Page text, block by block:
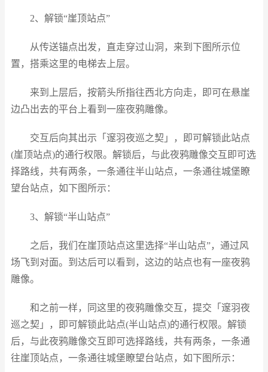
2、解锁“崖顶站点”
从传送锚点出发，直走穿过山洞，来到下图所示位
置，搭乘这里的电梯去上层。
来到上层后，按箭头所指往西北方向走，即可在悬崖
边凸出去的平台上看到一座夜鸦雕像。
交互后向其出示「邃羽夜巡之契」，即可解锁此站点
(崖顶站点)的通行权限。解锁后，与此夜鸦雕像交互即可选
择路线，共有两条，一条通往半山站点，一条通往城堡瞭
望台站点，如下图所示：
3、解锁“半山站点”
之后，我们在崖顶站点这里选择“半山站点”，通过风
场飞到对面。到达后可以看到，这边的站点也有一座夜鸦
雕像。
和之前一样，同这里的夜鸦雕像交互，提交「邃羽夜
巡之契」，即可解锁此站点(半山站点)的通行权限。解锁
后，与此夜鸦雕像交互即可选择路线，共有两条，一条通
往崖顶站点，一条通往城堡瞭望台站点，如下图所示：